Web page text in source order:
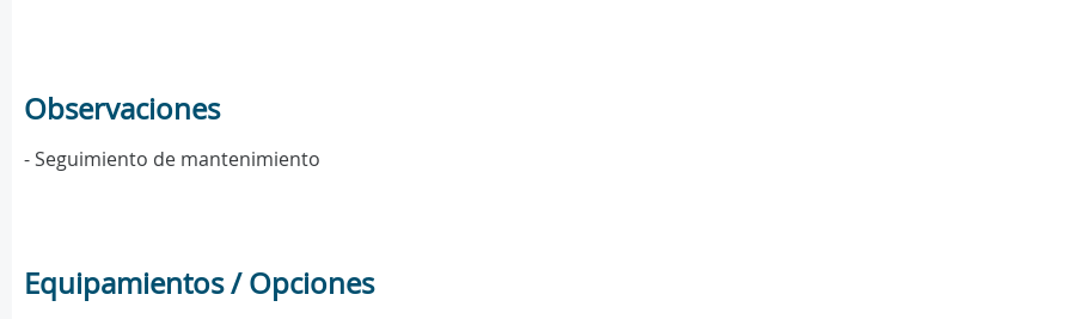
Observaciones
- Seguimiento de mantenimiento
Equipamientos / Opciones